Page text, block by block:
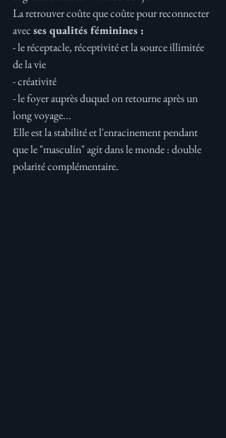
La retrouver coûte que coûte pour reconnecter
avec ses qualités féminines :
- le réceptacle, réceptivité et la source illimitée
de la vie
- créativité
- le foyer auprès duquel on retourne après un
long voyage...
Elle est la stabilité et l'enracinement pendant
que le "masculin" agit dans le monde : double
polarité complémentaire.